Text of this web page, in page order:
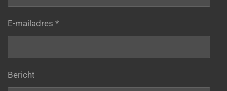
E-mailadres *
Bericht